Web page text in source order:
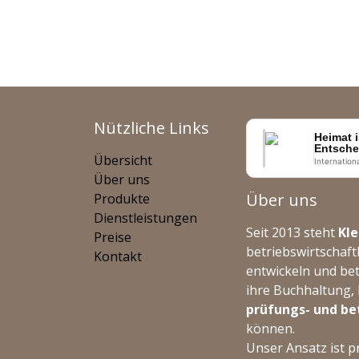
Nützliche Links
Übersicht
Über uns
Produkte
Dienstleistungen
Preise
Kontakt
Heimat
Über uns
Seit 2013 steht
entwickeln und
ihre Buchhaltung,
prüfungs- und
können.
Unser Ansatz ist